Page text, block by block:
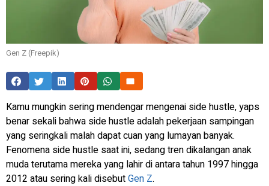
Gen Z (Freepik)
Kamu mungkin sering mendengar mengenai side hustle, yaps
benar sekali bahwa side hustleadalah pekerjaan sampingan
yang seringkali malah dapat cuan yang lumayan banyak.
Fenomena side hustle saat ini, sedang tren dikalangan anak
muda terutama mereka yang lahir di antara tahun 1997 hingga
2012 atau sering kali disebutGen Z.